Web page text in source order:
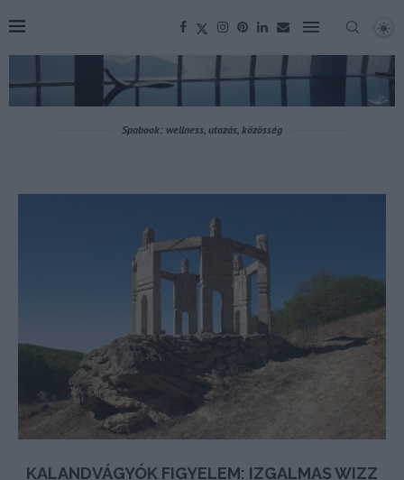
Spabook: wellness, utazás, közösség
KALANDVÁGYÓK FIGYELEM: IZGALMAS WIZZ